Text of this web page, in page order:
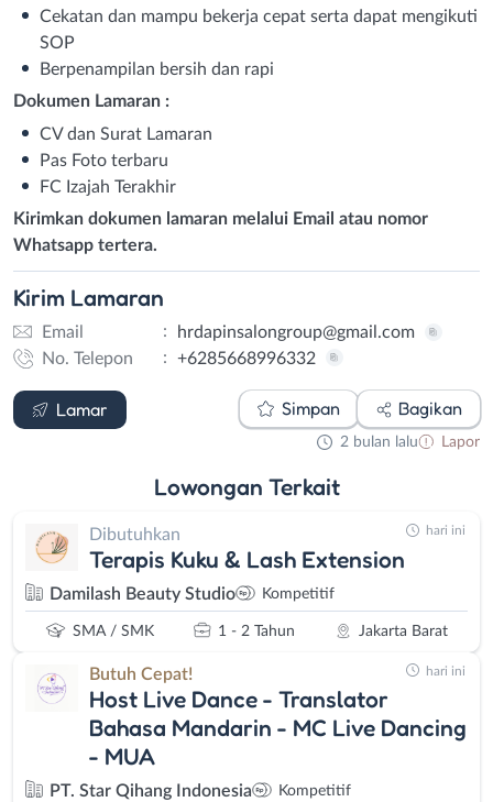
Cekatan dan mampu bekerja cepat serta dapat mengikuti
SOP
Berpenampilan bersih dan rapi
Dokumen Lamaran :
CV dan Surat Lamaran
Pas Foto terbaru
FC Izajah Terakhir
Kirimkan dokumen lamaran melalui Email atau nomor
Whatsapp tertera.
Kirim Lamaran
Email :
hrdapinsalongroup@gmail.com
No. Telepon
: +6285668996332
Lamar
Email WhatsApp
Simpan Bagikan
2 bulan lalu Lapor
Lowongan Terkait
Dibutuhkan
Terapis Kuku & Lash Extension
Damilash Beauty Studio Kompetitif
SMA / SMK 1 - 2 Tahun Jakarta Barat
hari ini
Butuh Cepat!
Host Live Dance - Translator
Bahasa Mandarin - MC Live Dancing
- MUA
PT. Star Qihang Indonesia Kompetitif
hari ini